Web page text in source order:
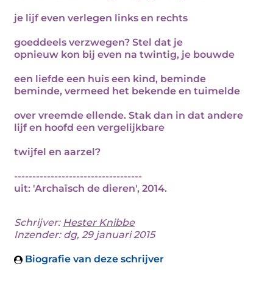
je lijf even verlegen links en rechts
goeddeels verzwegen? Stel dat je
opnieuw kon bij even na twintig, je bouwde
een liefde een huis een kind, beminde
beminde, vermeed het bekende en tuimelde
over vreemde ellende. Stak dan in dat andere
lijf en hoofd een vergelijkbare
twijfel en aarzel?
-----------------------------------
uit: 'Archaïsch de dieren', 2014.
Schrijver: Hester Knibbe
Inzender: dg, 29 januari 2015
Biografie van deze schrijver